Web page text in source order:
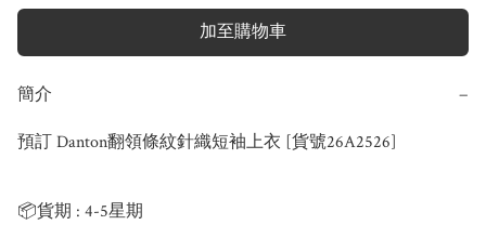
加至購物車
簡介 −
預訂 Danton翻領條紋針織短袖上衣 [貨號26A2526]
📦貨期 : 4-5星期